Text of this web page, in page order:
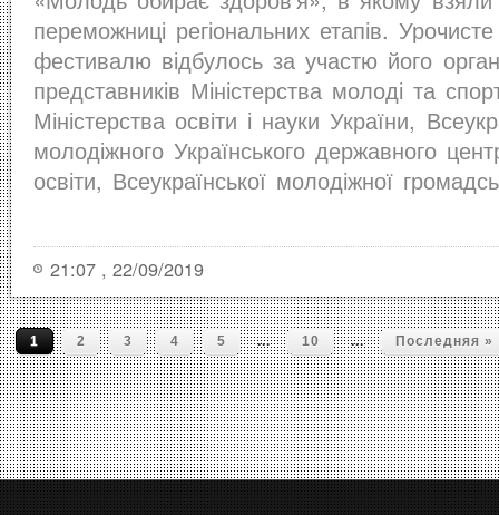
переможниці регіональних етапів.
фестивалю відбулось за участю його
представників Міністерства молоді та
Міністерства освіти і науки України,
молодіжного Українського державного
освіти, Всеукраїнської молодіжної
21:07 , 22/09/2019
1 2 3 4 5 ... 10 ... Последняя »